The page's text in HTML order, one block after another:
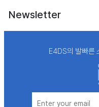
Newsletter
E4DS의 발빠른